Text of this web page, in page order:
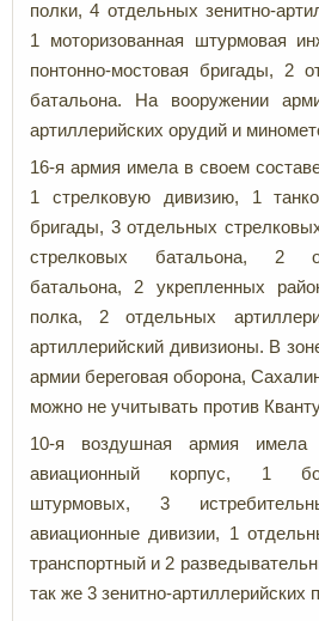
полки, 4 отдельных зенитно-
1 моторизованная штурмовая
понтонно-мостовая бригады, 2
батальона. На вооружении
артиллерийских орудий и
16-я армия имела в своем
1 стрелковую дивизию, 1
бригады, 3 отдельных
стрелковых батальона, 2
батальона, 2 укрепленных
полка, 2 отдельных
артиллерийский дивизионы. В
армии береговая оборона,
можно не учитывать против
10-я воздушная армия
авиационный корпус, 1
штурмовых, 3
авиационные дивизии, 1
транспортный и 2
так же 3 зенитно-артиллерийских